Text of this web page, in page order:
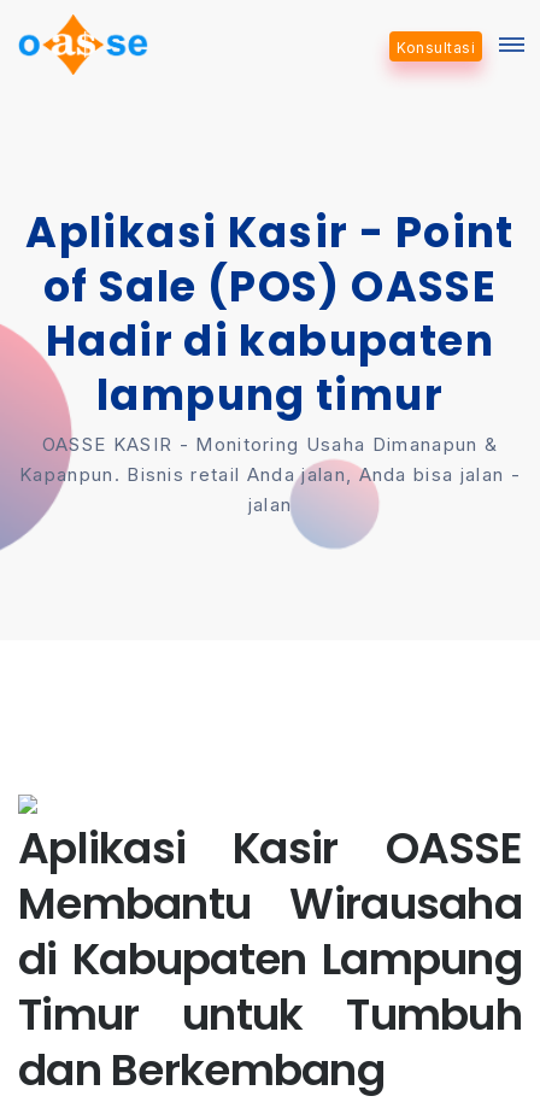
Konsultasi
Aplikasi Kasir - Point
of Sale (POS) OASSE
Hadir di kabupaten
lampung timur
OASSE KASIR - Monitoring Usaha Dimanapun &
Kapanpun. Bisnis retail Anda jalan, Anda bisa jalan -
jalan
Aplikasi Kasir OASSE
Membantu Wirausaha
di Kabupaten Lampung
Timur untuk Tumbuh
dan Berkembang